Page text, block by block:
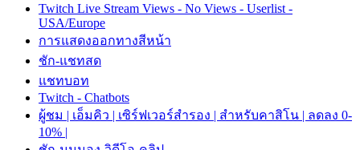
Twitch Live Stream Views - No Views - Userlist -
USA/Europe
การแสดงออกทางสีหน้า
ชัก-แชทสด
แชทบอท
Twitch - Chatbots
ผู้ชม | เอ็มคิว | เซิร์ฟเวอร์สำรอง | สำหรับคาสิโน | ลดลง 0-
10% |